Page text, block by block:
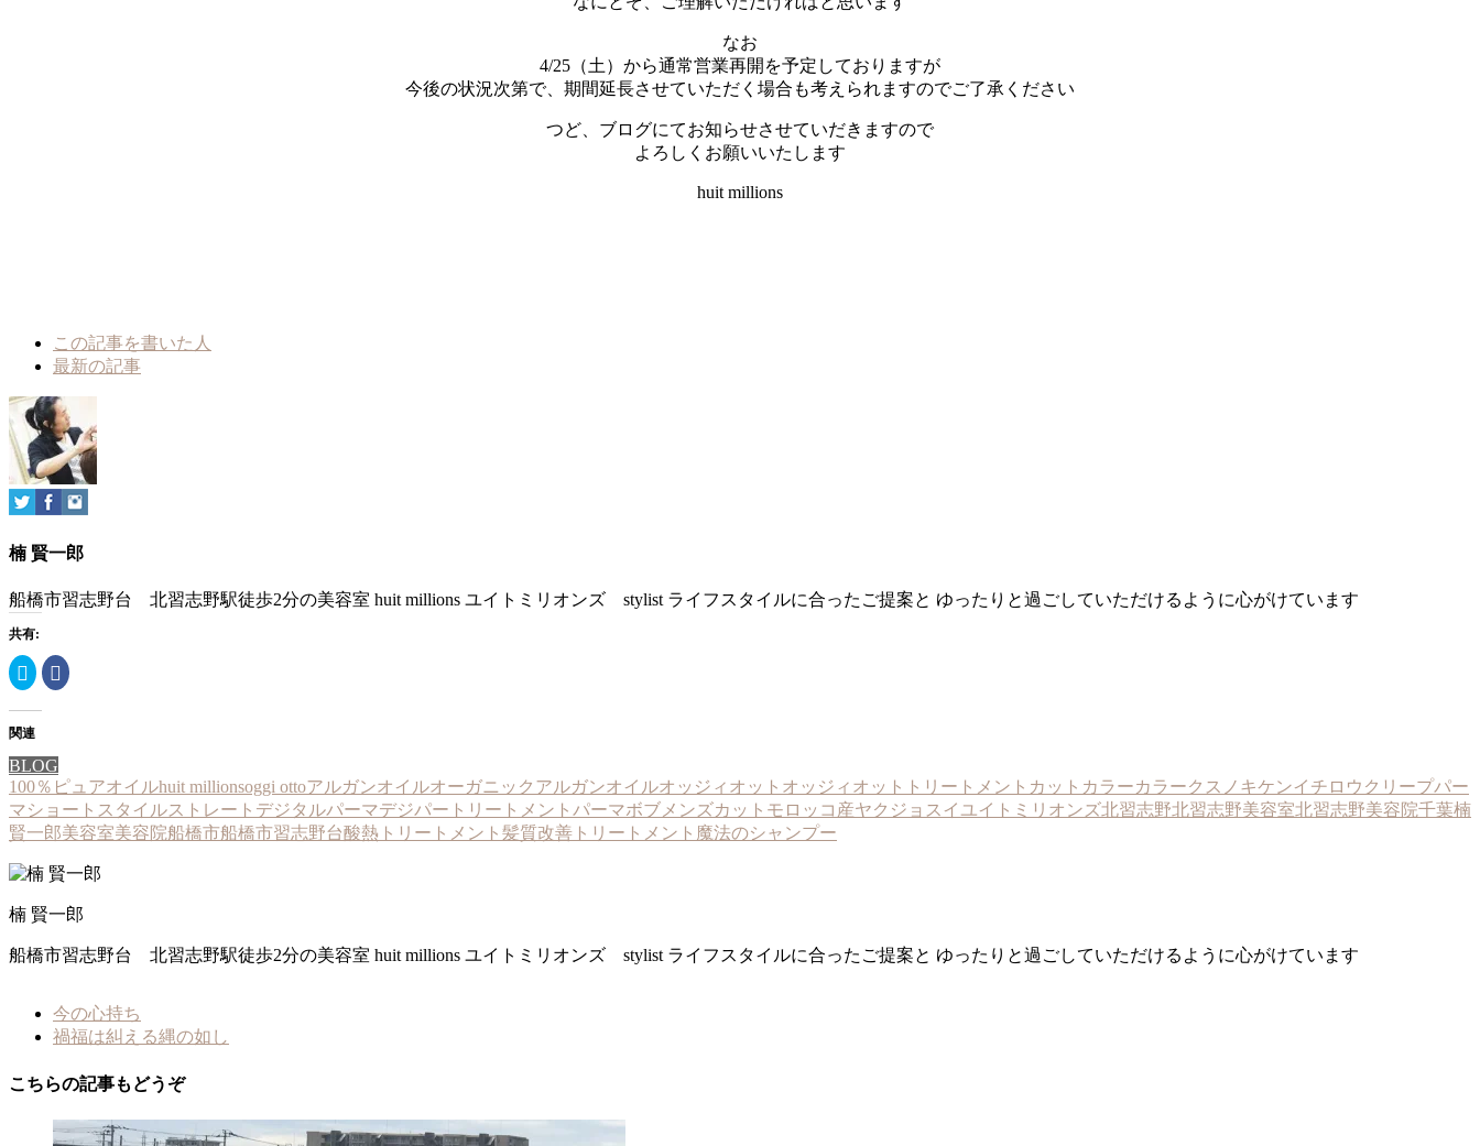
なお
4/25（土）から通常営業再開を予定しておりますが
今後の状況次第で、期間延長させていただく場合も考えられますのでご了承ください
つど、ブログにてお知らせさせていだきますので
よろしくお願いいたします
huit millions
following
tabs
change
content
below.
この記事を書いた人
最新の記事
楠 賢一郎
船橋市習志野台 北習志野駅徒歩2分の美容室 huit millions ユイトミリオンズ stylist ライフスタイルに合ったご提案と ゆったりと過ごしていただけるように心がけています
共有:
ク
リ
ク
し
て
で
共
有
(新
し
い
ウ
ン
ド
で
開
ま
す)
Facebook
で
ク
リ
ッ
ク
し
て
だ
さ
(新
し
ウ
ィ
で
開
き
関連
BLOG
100％ピュアオイルhuit millionsoggi ottoアルガンオイルオーガニックアルガンオイルオッジィオット オッジィオットトリートメント カットカラーカラークスノキケンイチロウ クリープパー
マショートスタイルストレート デジタルパーマデジパー トリートメント パーマボブ メンズカット モロッコ産ヤクジョスイ ユイトミリオンズ北習志野北習志野美容室北習志野美容院千葉楠
賢一郎美容室美容院船橋市船橋市習志野台酸熱トリートメント 髪質改善トリートメント 魔法のシャンプー
楠 賢一郎
船橋市習志野台 北習志野駅徒歩2分の美容室 huit millions ユイトミリオンズ stylist ライフスタイルに合ったご提案と ゆったりと過ごしていただけるように心がけています
今の心持ち
禍福は糾える縄の如し
こちらの記事もどうぞ